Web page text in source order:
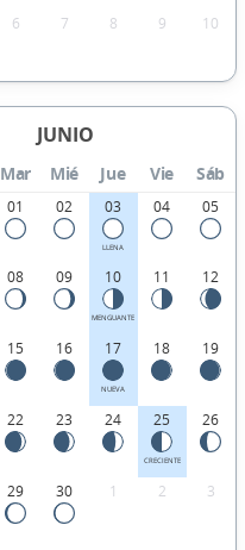
6 7 8 9 10
JUNIO
Mar Mié Jue Vie Sáb
01 02 03
LLENA
04 05
08 09 10
MENGUANTE
11 12
15 16 17
NUEVA
18 19
22 23 24 25
CRECIENTE
26
29 30 1 2 3